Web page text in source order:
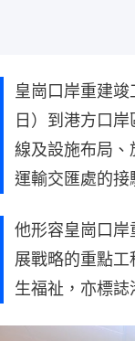
皇崗口岸重建
日）到港方口
線及設施布局
運輸交匯處的接
他形容皇崗口
展戰略的重點
生福祉，亦標誌